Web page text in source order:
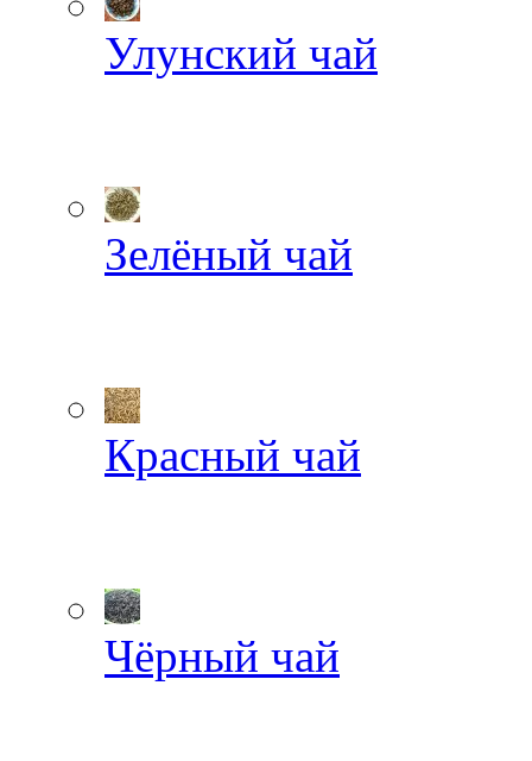
Улунский чай
Зелёный чай
Красный чай
Чёрный чай